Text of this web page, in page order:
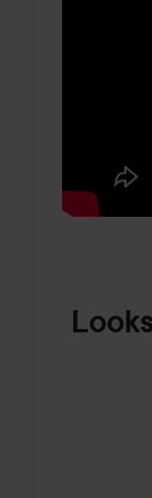
Looks